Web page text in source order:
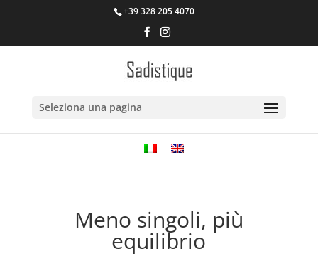
+39 328 205 4070
Seleziona una pagina
Meno singoli, più
equilibrio